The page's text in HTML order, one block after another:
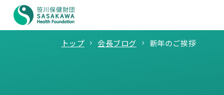
トップ 会長ブログ 新年のご挨拶